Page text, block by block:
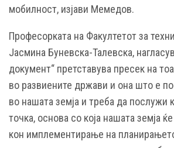
мобилност, изјави Мемедов.
Професорката на Факултетот за
Јасмина Буневска-Талевска,
документ“ претставува пресек на
во развиените држави и она што е
во нашата земја и треба да послужи
точка, основа со која нашата земја
кон имплементирање на